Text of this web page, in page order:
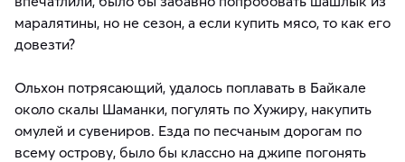
маралятины, но не сезон, а если купить мясо, то как его
довезти?
Ольхон потрясающий, удалось поплавать в Байкале
около скалы Шаманки, погулять по Хужиру, накупить
омулей и сувениров. Езда по песчаным дорогам по
всему острову, было бы классно на джипе погонять